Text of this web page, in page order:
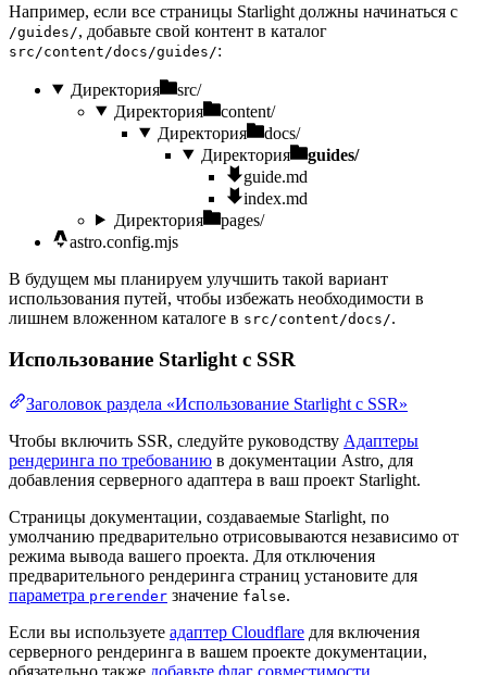
Например, если все страницы Starlight должны начинаться с
/guides/, добавьте свой контент в каталог
src/content/docs/guides/:
Директория
src/
Директория
content/
Директория
docs/
Директория
guides/
guide.md
index.md
Директория
pages/
astro.config.mjs
В будущем мы планируем улучшить такой вариант
использования путей, чтобы избежать необходимости в
лишнем вложенном каталоге в src/content/docs/.
Использование Starlight с SSR
Заголовок раздела «Использование Starlight с SSR»
Чтобы включить SSR, следуйте руководству Адаптеры
рендеринга по требованию в документации Astro, для
добавления серверного адаптера в ваш проект Starlight.
Страницы документации, создаваемые Starlight, по
умолчанию предварительно отрисовываются независимо от
режима вывода вашего проекта. Для отключения
предварительного рендеринга страниц установите для
параметра prerender значение false.
Если вы используете адаптер Cloudflare для включения
серверного рендеринга в вашем проекте документации,
обязательно также добавьте флаг совместимости